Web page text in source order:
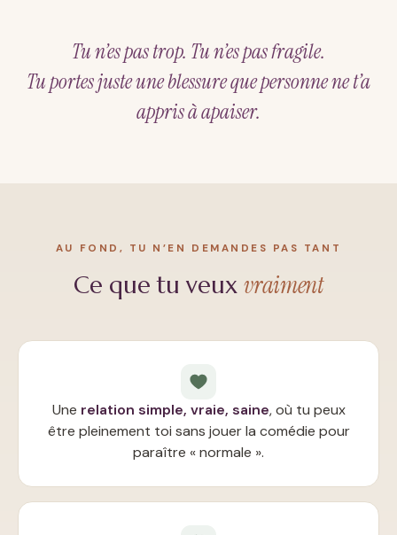
Tu n’es pas trop. Tu n’es pas fragile.
Tu portes juste une blessure que personne ne t’a
appris à apaiser.
AU FOND, TU N’EN DEMANDES PAS TANT
Ce que tu veuxvraiment
Une relation simple, vraie, saine, où tu peux
être pleinement toi sans jouer la comédie pour
paraître « normale ».